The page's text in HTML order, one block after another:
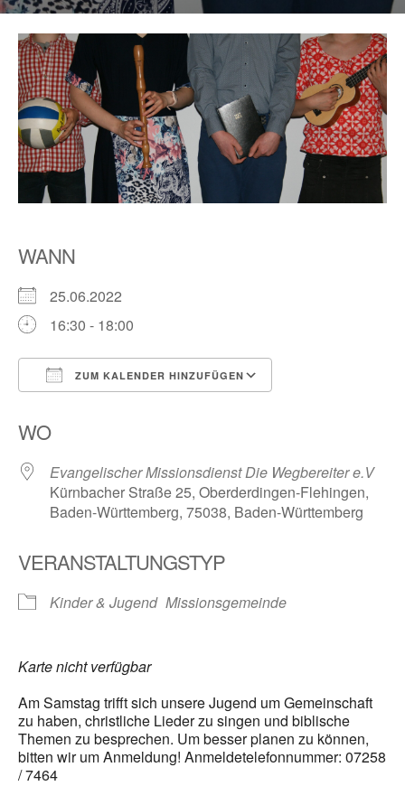
WANN
25.06.2022
16:30 - 18:00
ZUM KALENDER HINZUFÜGEN
WO
Evangelischer Missionsdienst Die Wegbereiter e.V
Kürnbacher Straße 25, Oberderdingen-Flehingen,
Baden-Württemberg, 75038, Baden-Württemberg
VERANSTALTUNGSTYP
Kinder & Jugend Missionsgemeinde
Karte nicht verfügbar
Am Samstag trifft sich unsere Jugend um Gemeinschaft
zu haben, christliche Lieder zu singen und biblische
Themen zu besprechen. Um besser planen zu können,
bitten wir um Anmeldung! Anmeldetelefonnummer: 07258
/ 7464